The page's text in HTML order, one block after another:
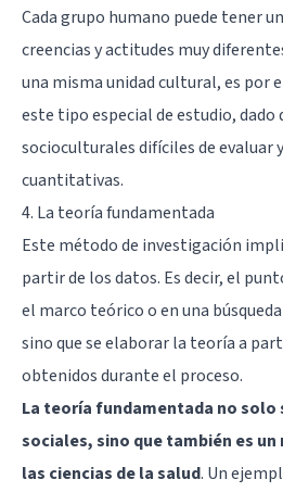
Cada grupo humano puede tener
creencias y actitudes muy
una misma unidad cultural, es por
este tipo especial de estudio, dado
socioculturales difíciles de evaluar
cuantitativas.
4. La teoría fundamentada
Este método de investigación
partir de los datos. Es decir, el
el marco teórico o en una
sino que se elaborar la teoría a
obtenidos durante el proceso.
La teoría fundamentada no solo
sociales, sino que también es
las ciencias de la salud. Un